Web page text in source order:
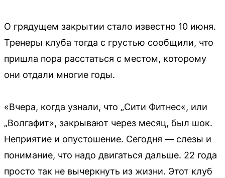
О грядущем закрытии стало известно 10 июня.
Тренеры клуба тогда с грустью сообщили, что
пришла пора расстаться с местом, которому
они отдали многие годы.
«Вчера, когда узнали, что „Сити Фитнес«, или
„Волгафит», закрывают через месяц, был шок.
Неприятие и опустошение. Сегодня — слезы и
понимание, что надо двигаться дальше. 22 года
просто так не вычеркнуть из жизни. Этот клуб